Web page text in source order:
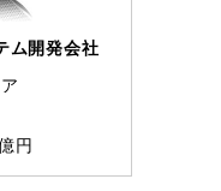
ム開発会社
円